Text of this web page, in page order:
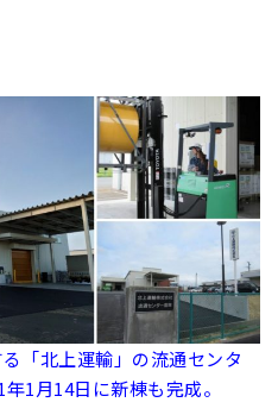
「北上運輸」の流通センタ
1月14日に新棟も完成。